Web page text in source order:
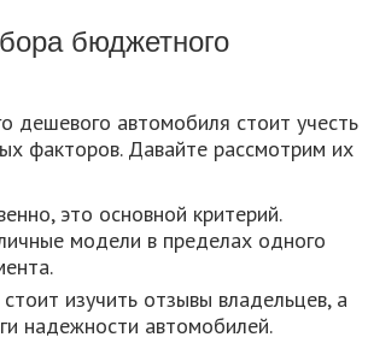
бюджетного
дешевого автомобиля стоит учесть
факторов. Давайте рассмотрим их
это основной критерий.
модели в пределах одного
стоит изучить отзывы владельцев, а
надежности автомобилей.